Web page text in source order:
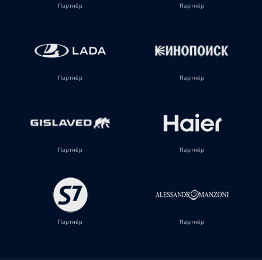
Партнёр Партнёр
Партнёр Партнёр
Партнёр Партнёр
Партнёр Партнёр